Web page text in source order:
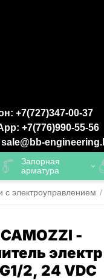
+7(727)347-00-37
+7(776)990-55-56
sale@bb-
Запорная
арматура
электроуправлением /
-
2, 24 VDC